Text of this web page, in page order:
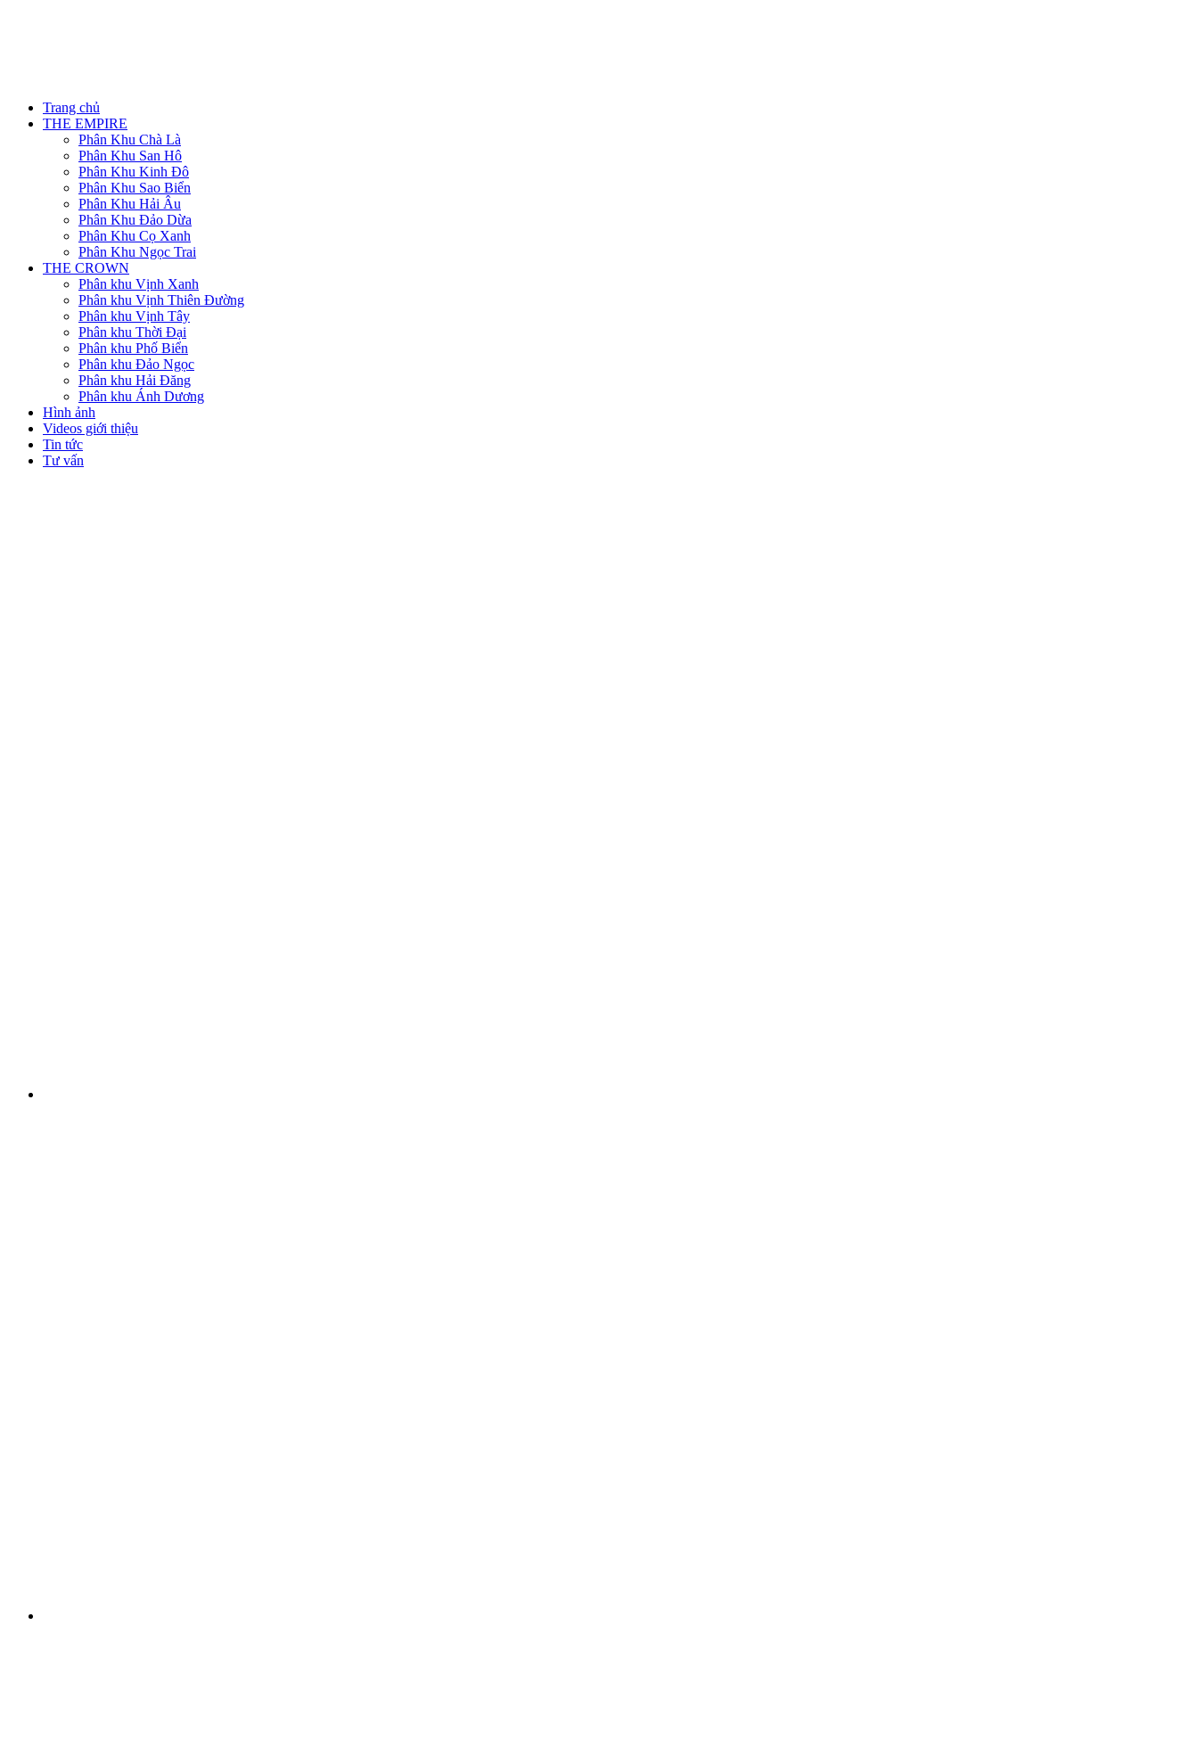
Trang chủ
THE EMPIRE
Phân Khu Chà Là
Phân Khu San Hô
Phân Khu Kinh Đô
Phân Khu Sao Biển
Phân Khu Hải Âu
Phân Khu Đảo Dừa
Phân Khu Cọ Xanh
Phân Khu Ngọc Trai
THE CROWN
Phân khu Vịnh Xanh
Phân khu Vịnh Thiên Đường
Phân khu Vịnh Tây
Phân khu Thời Đại
Phân khu Phố Biển
Phân khu Đảo Ngọc
Phân khu Hải Đăng
Phân khu Ánh Dương
Hình ảnh
Videos giới thiệu
Tin tức
Tư vấn